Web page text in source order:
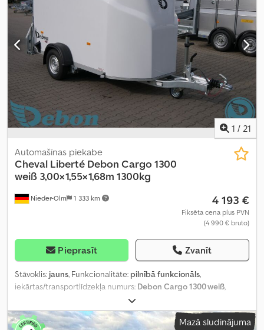
1 / 21
Nieder-Olm 1 333 km
Automašīnas piekabe
Cheval Liberté Debon Cargo 1300
weiß 3,00×1,55×1,68m 1300kg
4 193 €
Fiksēta cena plus PVN
(4 990 € bruto)
Pieprasīt Zvanīt
Stāvoklis: jauns, Funkcionalitāte: pilnībā funkcionāls,
iekārtas/transportlīdzekļa numurs: Debon Cargo 1300 weiß,
, maksimālā kravnesība:
1 300 kg, asu konfigurācija:1 ass, atļautā ass slodze (1. ass):1 300
kg, krautuves garums: 3 000 mm , iekraušanas vietas platums:1 520
Mazā sludinājuma